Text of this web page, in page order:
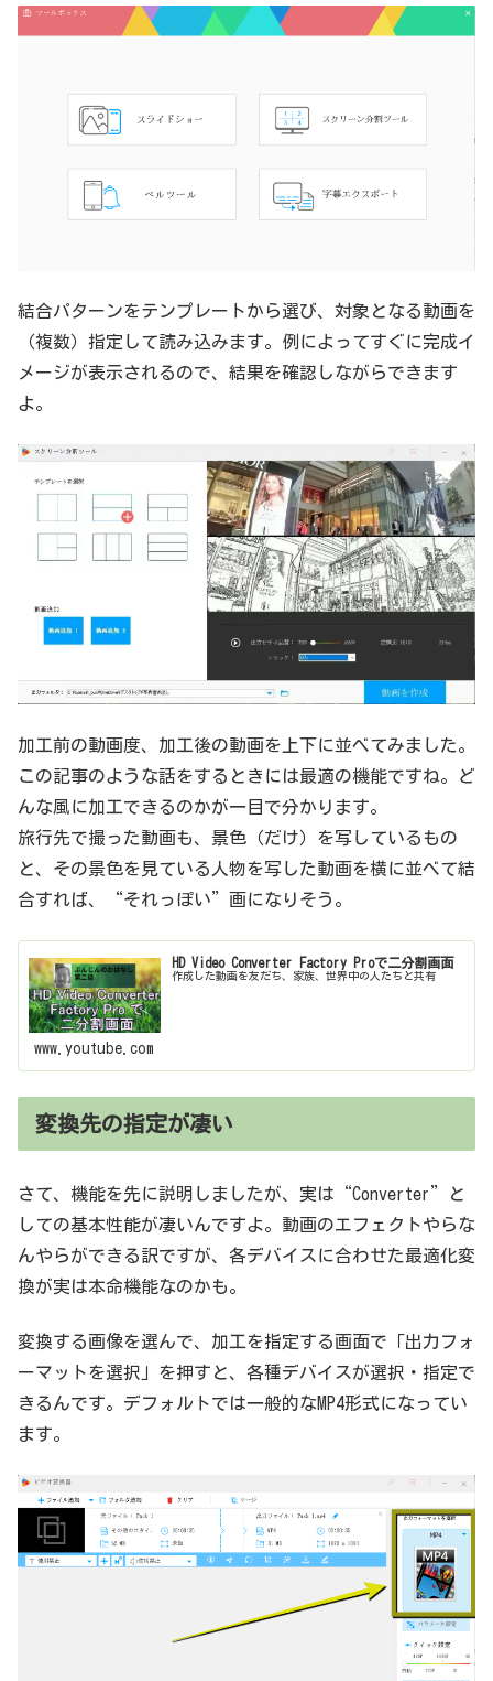
結合パターンをテンプレートから選び、対象となる動画を
（複数）指定して読み込みます。例によってすぐに完成イ
メージが表示されるので、結果を確認しながらできます
よ。
加工前の動画度、加工後の動画を上下に並べてみました。
この記事のような話をするときには最適の機能ですね。ど
んな風に加工できるのかが一目で分かります。
旅行先で撮った動画も、景色（だけ）を写しているもの
と、その景色を見ている人物を写した動画を横に並べて結
合すれば、“それっぽい”画になりそう。
HD Video Converter Factory Proで二分割画面
作成した動画を友だち、家族、世界中の人たちと共有
www.youtube.com
変換先の指定が凄い
さて、機能を先に説明しましたが、実は“Converter”と
しての基本性能が凄いんですよ。動画のエフェクトやらな
んやらができる訳ですが、各デバイスに合わせた最適化変
換が実は本命機能なのかも。
変換する画像を選んで、加工を指定する画面で「出力フォ
ーマットを選択」を押すと、各種デバイスが選択・指定で
きるんです。デフォルトでは一般的なMP4形式になってい
ます。